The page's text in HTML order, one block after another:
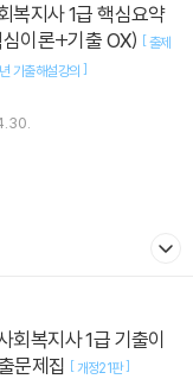
이론+기출 OX) [출제
기출해설강의 ]
문제집 [개정21판]